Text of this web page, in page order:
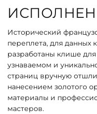
Исторический
переплета, для
разработаны клише
узнаваемом и
страниц вручную
нанесением золотого
материалы и
мастеров.